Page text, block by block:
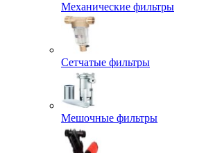
Механические фильтры
Сетчатые фильтры
Мешочные фильтры